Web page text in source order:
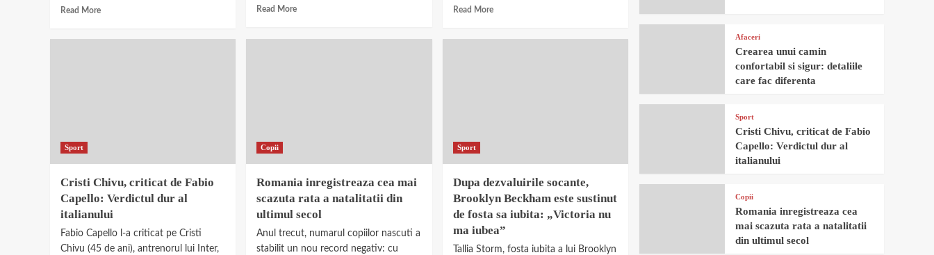
Read More Read More Read More
Sport
Cristi Chivu, criticat de Fabio
Capello: Verdictul dur al
italianului
Fabio Capello l-a criticat pe Cristi
Chivu (45 de ani), antrenorul lui Inter,
Copii
Romania inregistreaza cea mai
scazuta rata a natalitatii din
ultimul secol
Anul trecut, numarul copiilor nascuti a
stabilit un nou record negativ: cu
Sport
Dupa dezvaluirile socante,
Brooklyn Beckham este sustinut
de fosta sa iubita: „Victoria nu
ma iubea”
Tallia Storm, fosta iubita a lui Brooklyn
Afaceri
Crearea unui camin
confortabil si sigur: detaliile
care fac diferenta
Sport
Cristi Chivu, criticat de Fabio
Capello: Verdictul dur al
italianului
Copii
Romania inregistreaza cea
mai scazuta rata a natalitatii
din ultimul secol